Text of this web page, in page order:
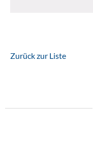
Zurück zur Liste